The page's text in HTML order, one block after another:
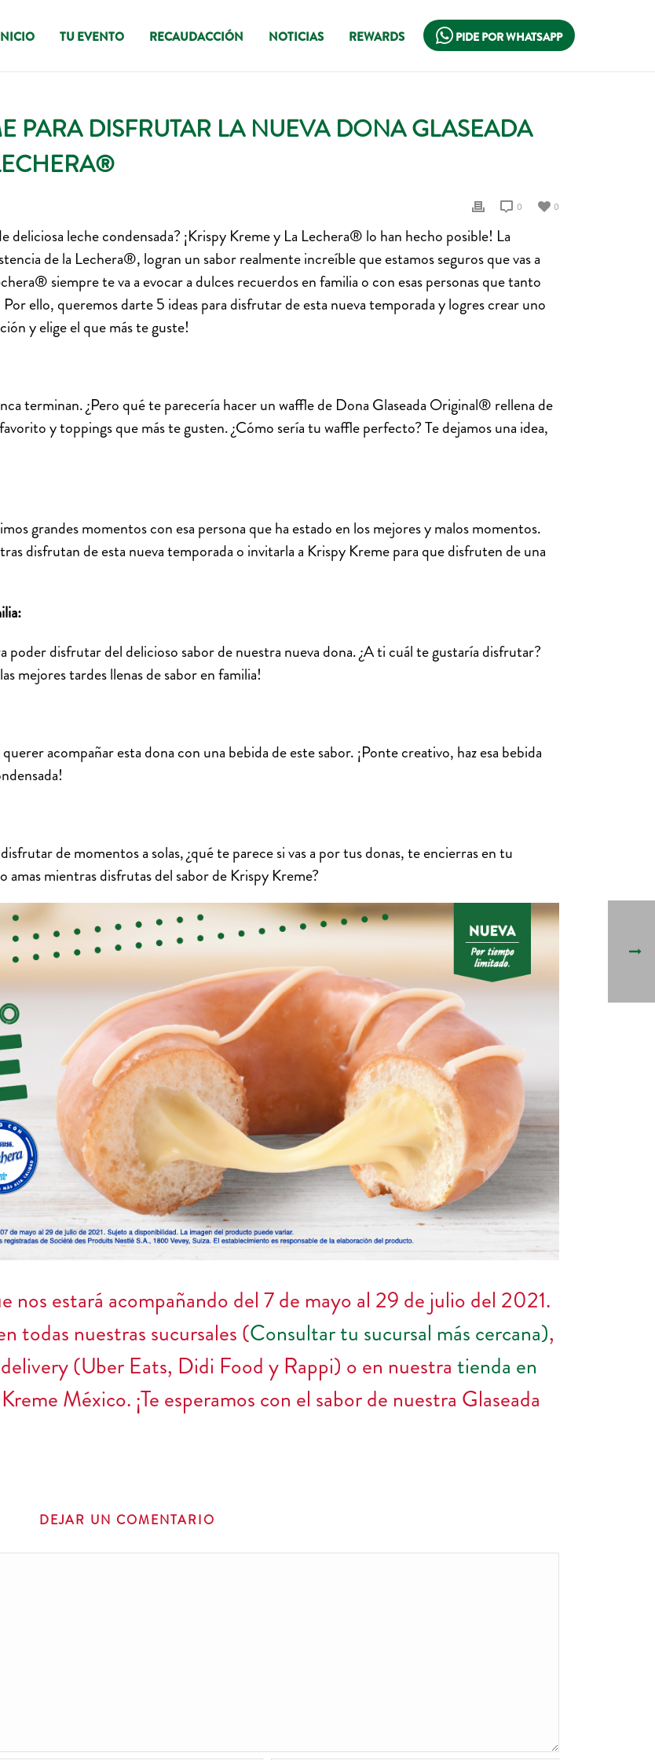
TU EVENTO RECAUDACCIÓN NOTICIAS REWARDS PIDE POR WHATSAPP
PARA DISFRUTAR LA NUEVA DONA GLASEADA
0
0
deliciosa leche condensada? ¡Krispy Kreme y La Lechera® lo han hecho posible! La
de la Lechera®, logran un sabor realmente increíble que estamos seguros que vas a
siempre te va a evocar a dulces recuerdos en familia o con esas personas que tanto
ello, queremos darte 5 ideas para disfrutar de esta nueva temporada y logres crear uno
y elige el que más te guste!
terminan. ¿Pero qué te parecería hacer un waffle de Dona Glaseada Original® rellena de
y toppings que más te gusten. ¿Cómo sería tu waffle perfecto? Te dejamos una idea,
grandes momentos con esa persona que ha estado en los mejores y malos momentos.
disfrutan de esta nueva temporada o invitarla a Krispy Kreme para que disfruten de una
poder disfrutar del delicioso sabor de nuestra nueva dona. ¿A ti cuál te gustaría disfrutar?
mejores tardes llenas de sabor en familia!
acompañar esta dona con una bebida de este sabor. ¡Ponte creativo, haz esa bebida
de momentos a solas, ¿qué te parece si vas a por tus donas, te encierras en tu
amas mientras disfrutas del sabor de Krispy Kreme?
nos estará acompañando del 7 de mayo al 29 de julio del 2021.
todas nuestras sucursales (Consultar tu sucursal más cercana),
(Uber Eats, Didi Food y Rappi) o en nuestra tienda en
México. ¡Te esperamos con el sabor de nuestra Glaseada
DEJAR UN COMENTARIO